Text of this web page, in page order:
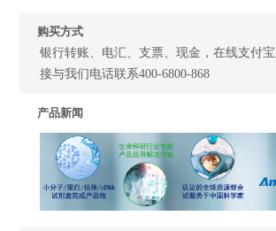
购买方式
银行转账、电汇、支票、现金，在线支付
接与我们电话联系400-6800-868
产品新闻